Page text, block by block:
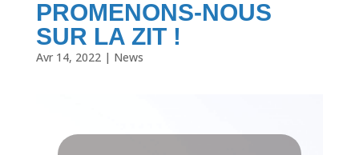
PROMENONS-NOUS
SUR LA ZIT !
Avr 14, 2022| News